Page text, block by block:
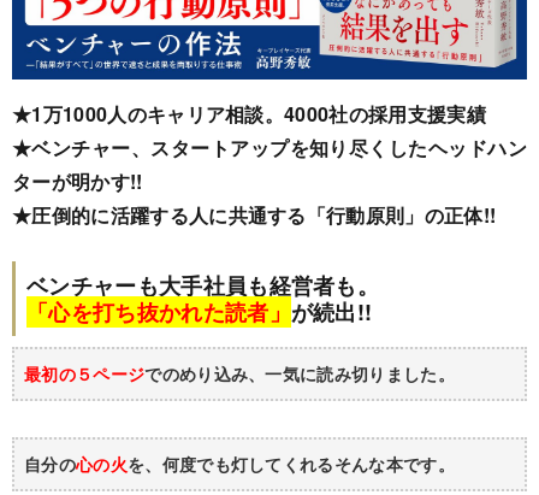
★1万1000人のキャリア相談。4000社の採用支援実績
★ベンチャー、スタートアップを知り尽くしたヘッドハン
ターが明かす!!
★圧倒的に活躍する人に共通する「行動原則」の正体!!
ベンチャーも大手社員も経営者も。
「心を打ち抜かれた読者」 が続出!!
最初の５ページでのめり込み、一気に読み切りました。
自分の心の火を、何度でも灯してくれるそんな本です。